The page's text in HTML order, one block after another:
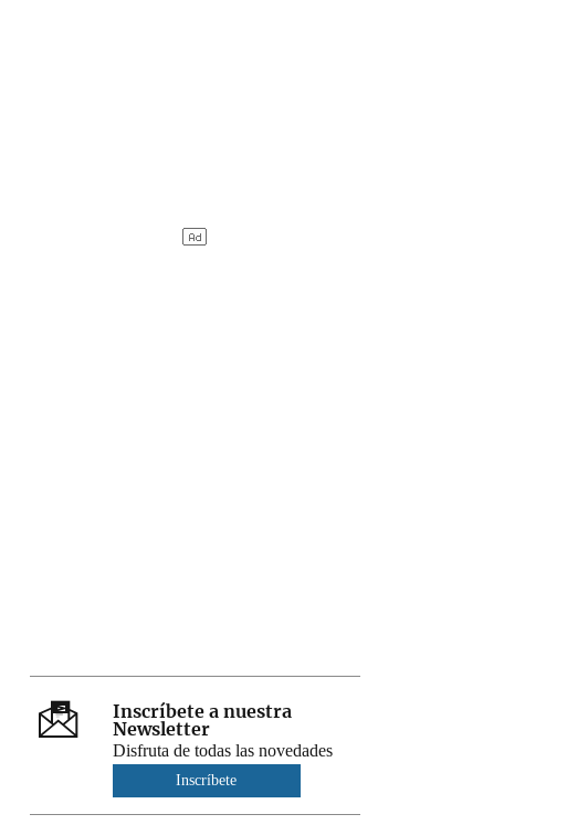
Inscríbete a nuestra
Newsletter
Disfruta de todas las novedades
Inscríbete